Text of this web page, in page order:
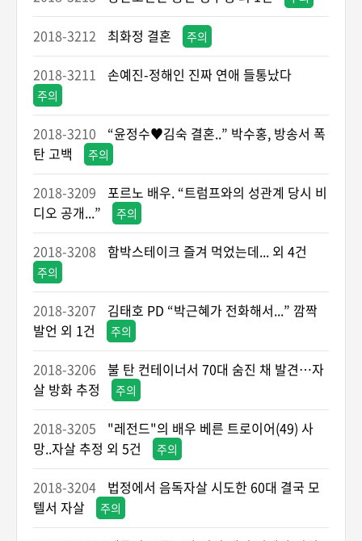
2018-3212 최화정 결혼 주의
2018-3211 손예진-정해인 진짜 연애 들통났다
주의
2018-3210
“윤정수♥김숙 결혼..” 박수홍, 방송서 폭
탄 고백
주의
2018-3209
포르노 배우. “트럼프와의 성관계 당시 비
디오 공개...”
주의
2018-3208 함박스테이크 즐겨 먹었는데... 외 4건
주의
2018-3207
김태호 PD “박근혜가 전화해서...” 깜짝
발언 외 1건
주의
2018-3206
불 탄 컨테이너서 70대 숨진 채 발견…자
살 방화 추정
주의
2018-3205
"레전드"의 배우 베른 트로이어(49) 사
망..자살 추정 외 5건
주의
2018-3204
법정에서 음독자살 시도한 60대 결국 모
텔서 자살
주의